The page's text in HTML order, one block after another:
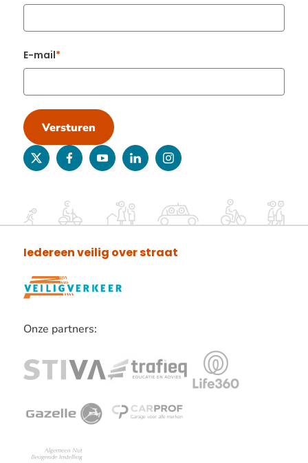
E-mail
Versturen
twitterfacebookyoutubelinkedininstagram
Iedereen veilig over straat
Onze partners:
verder
onze